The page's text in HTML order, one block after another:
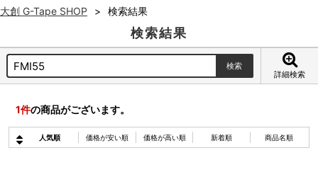
大創 G-Tape SHOP 検索結果
検索結果
詳細検索
1件の商品がございます。
人気順 価格が安い順 価格が高い順 新着順 商品名順